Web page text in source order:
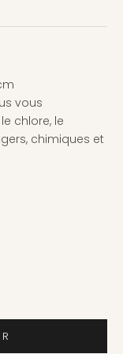
vous
chlore, le
chimiques et